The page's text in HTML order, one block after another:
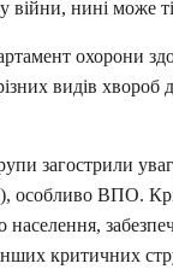
війни, нині може
охорони
видів хвороб
загострили
особливо ВПО.
населення,
критичних